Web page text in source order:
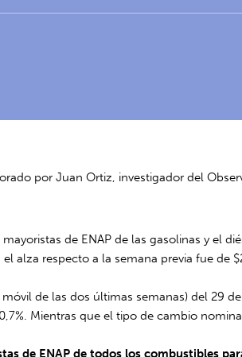
por Juan Ortiz, investigador del
de ENAP de las gasolinas y el
alza respecto a la semana previa fue
de las dos últimas semanas) del 29
Mientras que el tipo de cambio
de ENAP de todos los combustibles